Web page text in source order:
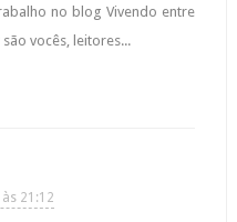
no blog Vivendo entre
vocês, leitores...
21:12